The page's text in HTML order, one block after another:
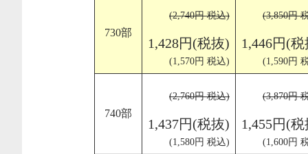
730部
(2,740円 税込)
1,428円(税抜)
(1,570円 税込)
(3,850円
1,446円(
(1,590円
740部
(2,760円 税込)
1,437円(税抜)
(1,580円 税込)
(3,870円
1,455円(
(1,600円